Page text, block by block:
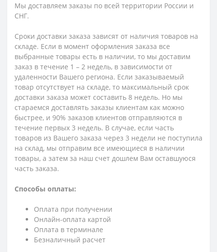
Мы доставляем заказы по всей территории России и
СНГ.
Сроки доставки заказа зависят от наличия товаров на
складе. Если в момент оформления заказа все
выбранные товары есть в наличии, то мы доставим
заказ в течение 1 – 2 недель, в зависимости от
удаленности Вашего региона. Если заказываемый
товар отсутствует на складе, то максимальный срок
доставки заказа может составить 8 недель. Но мы
стараемся доставлять заказы клиентам как можно
быстрее, и 90% заказов клиентов отправляются в
течение первых 3 недель. В случае, если часть
товаров из Вашего заказа через 3 недели не поступила
на склад, мы отправим все имеющиеся в наличии
товары, а затем за наш счет дошлем Вам оставшуюся
часть заказа.
Способы оплаты:
Оплата при получении
Онлайн-оплата картой
Оплата в терминале
Безналичный расчет